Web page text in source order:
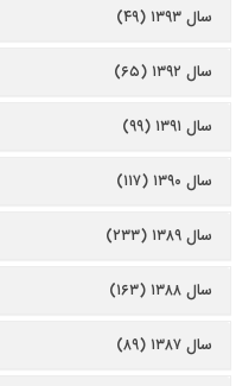
سال ۱۳۹۳ (۴۹)
سال ۱۳۹۲ (۶۵)
سال ۱۳۹۱ (۹۹)
سال ۱۳۹۰ (۱۱۷)
سال ۱۳۸۹ (۲۳۳)
سال ۱۳۸۸ (۱۶۳)
سال ۱۳۸۷ (۸۹)